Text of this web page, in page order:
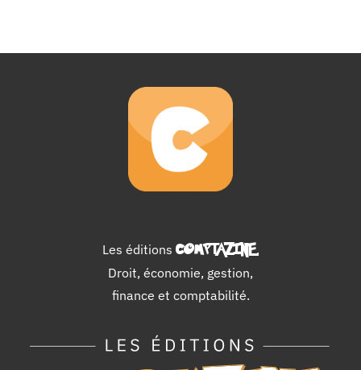
Les éditions COMPTAZINE.
Droit, économie, gestion,
finance et comptabilité.